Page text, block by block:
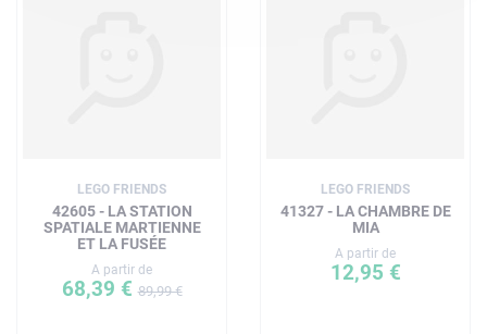
LEGO FRIENDS
42605 - LA STATION
SPATIALE MARTIENNE
ET LA FUSÉE
A partir de
68,39 €89,99 €
LEGO FRIENDS
41327 - LA CHAMBRE DE
MIA
A partir de
12,95 €